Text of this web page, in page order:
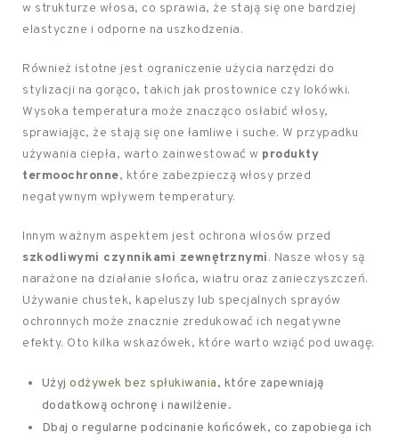
w strukturze włosa, co sprawia, że stają się one bardziej
elastyczne i odporne na uszkodzenia.
Również istotne jest ograniczenie użycia narzędzi do
stylizacji na gorąco, takich jak prostownice czy lokówki.
Wysoka temperatura może znacząco osłabić włosy,
sprawiając, że stają się one łamliwe i suche. W przypadku
używania ciepła, warto zainwestować w produkty
termoochronne, które zabezpieczą włosy przed
negatywnym wpływem temperatury.
Innym ważnym aspektem jest ochrona włosów przed
szkodliwymi czynnikami zewnętrznymi. Nasze włosy są
narażone na działanie słońca, wiatru oraz zanieczyszczeń.
Używanie chustek, kapeluszy lub specjalnych sprayów
ochronnych może znacznie zredukować ich negatywne
efekty. Oto kilka wskazówek, które warto wziąć pod uwagę:
Użyjodżywek bez spłukiwania, które zapewniają
dodatkową ochronę i nawilżenie.
Dbaj o regularne podcinanie końcówek, co zapobiega ich